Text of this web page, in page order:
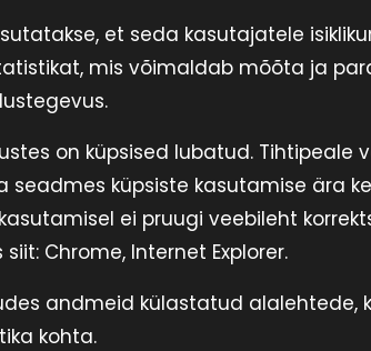
et seda kasutajatele
mis võimaldab mõõta ja
on küpsised lubatud. Tihtipeale
küpsiste kasutamise ära
ei pruugi veebileht
Chrome, Internet Explorer.
andmeid külastatud alalehtede,
kohta.